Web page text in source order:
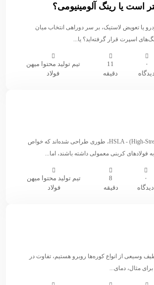
است یا رینگ آلومینیومی؟
یا تعویض لاستیک، بر سر دوراهی انتخاب میان
اسپرت قرار گرفته‌اید؟ یا...
۰
دیدگاه
11
دقیقه
تیم تولید محتوا میهن
فولاد
فولاد HSLA - (High-Strength Low-Alloy)، طوری طراحی شده‌اند که خواص
فولادهای کربنی معمولی داشته باشند، اما...
۰
دیدگاه
8
دقیقه
تیم تولید محتوا میهن
فولاد
وسیعی از انواع کوره‌ها روبرو هستیم، تفاوت در
مثال، دمای...